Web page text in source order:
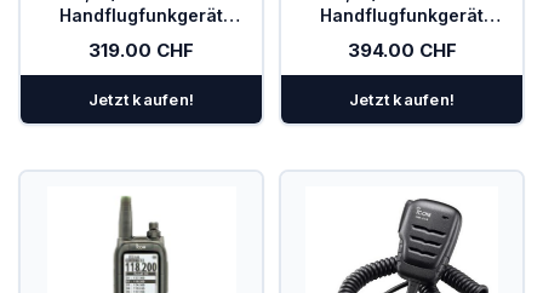
SOLAR
Spezialangebote
Transponder
Handflugfunkgerät
319.00 CHF
Jetzt kaufen!
Handflugfunkgerät
394.00 CHF
Jetzt kaufen!